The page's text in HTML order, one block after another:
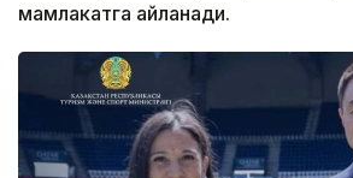
мамлакатга айланади.